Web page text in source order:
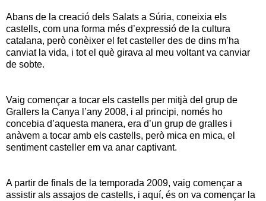
Abans de la creació dels Salats a Súria, coneixia els
castells, com una forma més d’expressió de la cultura
catalana, però conèixer el fet casteller des de dins m’ha
canviat la vida, i tot el què girava al meu voltant va canviar
de sobte.
Vaig començar a tocar els castells per mitjà del grup de
Grallers la Canya l’any 2008, i al principi, només ho
concebia d’aquesta manera, era d’un grup de gralles i
anàvem a tocar amb els castells, però mica en mica, el
sentiment casteller em va anar captivant.
A partir de finals de la temporada 2009, vaig començar a
assistir als assajos de castells, i aquí, és on va començar la